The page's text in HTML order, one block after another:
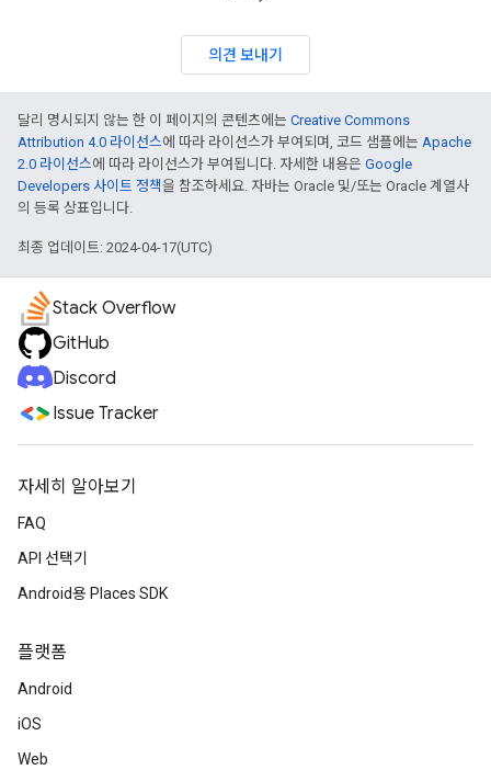
의견 보내기
달리 명시되지 않는 한 이 페이지의 콘텐츠에는 Creative Commons
Attribution 4.0 라이선스에 따라 라이선스가 부여되며, 코드 샘플에는 Apache
2.0 라이선스에 따라 라이선스가 부여됩니다. 자세한 내용은 Google
Developers 사이트 정책을 참조하세요. 자바는 Oracle 및/또는 Oracle 계열사
의 등록 상표입니다.
최종 업데이트: 2024-04-17(UTC)
Stack Overflow
GitHub
Discord
Issue Tracker
자세히 알아보기
FAQ
API 선택기
Android용 Places SDK
플랫폼
Android
iOS
Web